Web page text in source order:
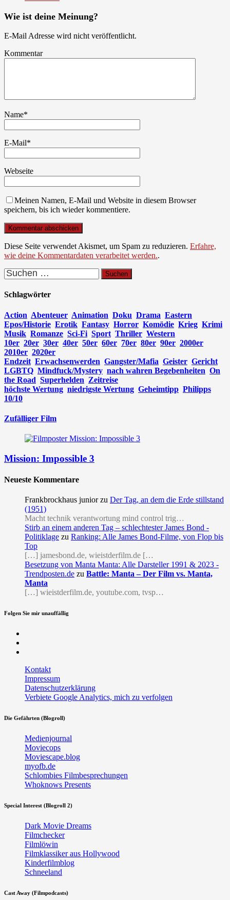
Wie ist deine Meinung?
E-Mail Adresse wird nicht veröffentlicht.
Kommentar
Name*
E-Mail*
Webseite
Meinen Namen, E-Mail und Website in diesem Browser
speichern, bis ich wieder kommentiere.
Diese Seite verwendet Akismet, um Spam zu reduzieren. Erfahre,
wie deine Kommentardaten verarbeitet werden..
Suchen
nach:
Schlagwörter
Action Abenteuer Animation Doku Drama Eastern
Epos/Historie Erotik Fantasy Horror Komödie Krieg Krimi
Musik Romanze Sci-Fi Sport Thriller Western
10er 20er 30er 40er 50er 60er 70er 80er 90er 2000er
2010er 2020er
Endzeit Erwachsenwerden Gangster/Mafia Geister Gericht
LGBTQ Mindfuck/Mystery nach wahren Begebenheiten On
the Road Superhelden Zeitreise
höchste Wertung niedrigste Wertung Geheimtipp Philipps
10/10
Zufälliger Film
Mission: Impossible 3
Neueste Kommentare
Frankbrockhaus junior zu Der Tag, an dem die Erde stillstand
(1951)
Macht technik verantwortung mind control trig…
Stirb an einem anderen Tag – schlechtester James Bond -
Politiklage zu Ranking: Alle James Bond-Filme, von Flop bis
Top
[…] jamesbond.de, wieistderfilm.de […
Besetzung von Manta Manta: Alle Darsteller 1991 & 2023 -
Trendposten.de zu Battle: Manta – Der Film vs. Manta,
Manta
[…] wieistderfilm.de, youtube.com, tvsp…
Folgen Sie mir unauffällig
Kontakt
Impressum
Datenschutzerklärung
Verbiete Google Analytics, mich zu verfolgen
Die Gefährten (Blogroll)
Medienjournal
Moviecops
Moviescape.blog
myofb.de
Schlombies Filmbesprechungen
Whoknows Presents
Special Interest (Blogroll 2)
Dark Movie Dreams
Filmchecker
Filmlöwin
Filmklassiker aus Hollywood
Kinderfilmblog
Schneeland
Cast Away (Filmpodcasts)